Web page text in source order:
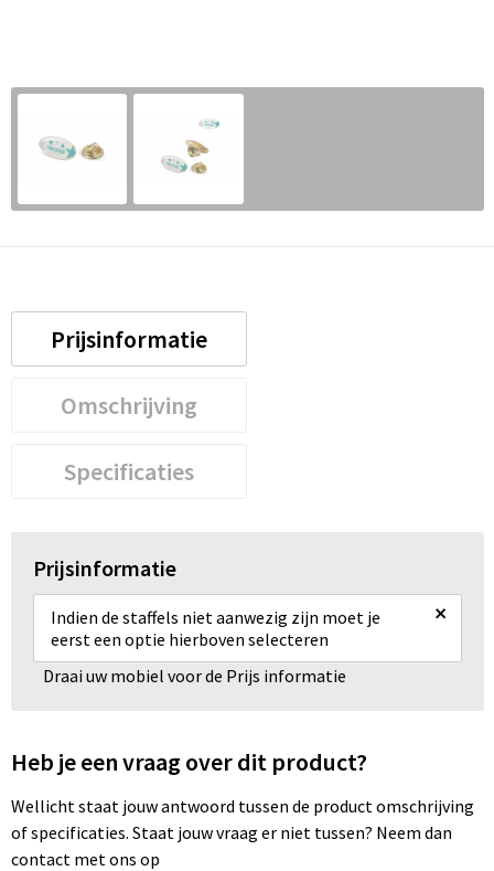
Prijsinformatie
Omschrijving
Specificaties
Prijsinformatie
Indien de staffels niet aanwezig zijn moet je
eerst een optie hierboven selecteren
×
Draai uw mobiel voor de Prijs informatie
Heb je een vraag over dit product?
Wellicht staat jouw antwoord tussen de product omschrijving
of specificaties. Staat jouw vraag er niet tussen? Neem dan
contact met ons op